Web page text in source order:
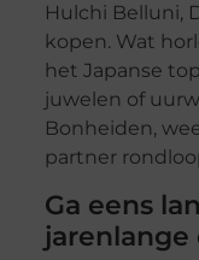
Hulchi Belluni,
kopen. Wat
het Japanse
juwelen of
Bonheiden,
partner
Ga eens
jarenlange